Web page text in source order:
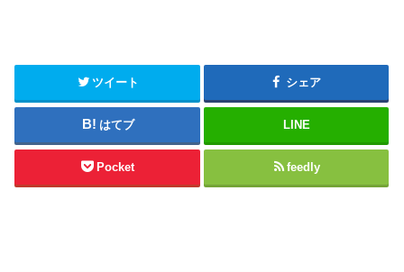
ツイート シェア
はてブ LINE
Pocket feedly